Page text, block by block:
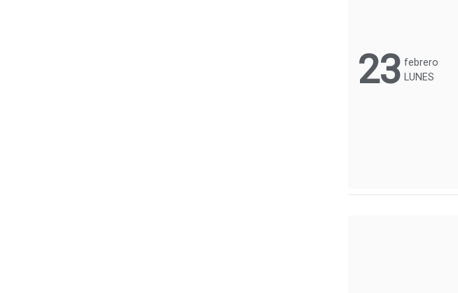
23 febrero
LUNES